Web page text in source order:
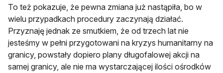
To też pokazuje, że pewna zmiana już nastąpiła, bo w
wielu przypadkach procedury zaczynają działać.
Przyznaję jednak ze smutkiem, że od trzech lat nie
jesteśmy w pełni przygotowani na kryzys humanitarny na
granicy, powstały dopiero plany długofalowej akcji na
samej granicy, ale nie ma wystarczającej ilości ośrodków